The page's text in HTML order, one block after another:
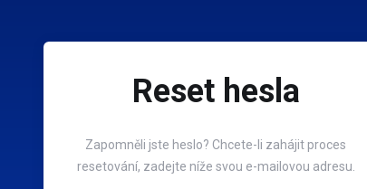
Reset hesla
Zapomněli jste heslo? Chcete-li zahájit proces
resetování, zadejte níže svou e-mailovou adresu.